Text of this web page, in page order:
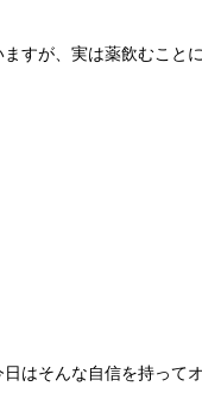
すが、実は薬飲むこと
はそんな自信を持って